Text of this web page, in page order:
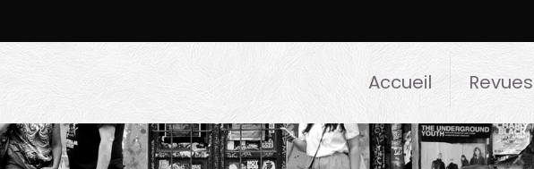
Accueil Revues